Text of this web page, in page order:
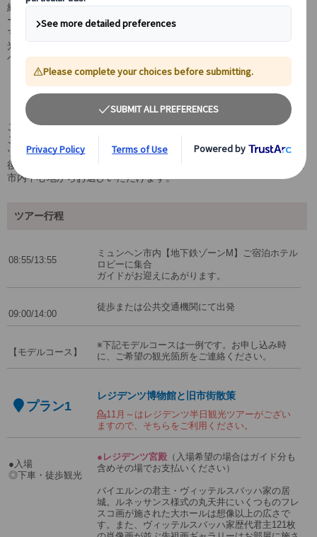
経験豊富な日本語ガイドをチャーターし、ご希望に合わせて観光ル
ートを柔軟にアレンジ可能。
マリエン広場、レジデンツ、ヴィクトゥアリエン市場などの定番観
光から、ショッピングやカフェ巡りまで、お客様のペースでミュン
ヘン観光をお楽しみいただけます。
ホテル発着で安心＆公共交通機関1日乗車券付
き
ご宿泊ホテルから出発するため、初めてのミュンヘンでも安心して
ご参加いただけます。
ツアーには公共交通機関の1日乗車券が含まれており、ツアー終了
後も引き続き市内観光にご利用いただけます。解散はホテルまたは
市内中心地からお選びいただけます。
ツアー行程
08:55/13:55
ミュンヘン市内【地下鉄ゾーンM】ご宿泊ホテル
ロビーに集合
ガイドがお迎えにあがります。
09:00/14:00
徒歩または公共交通機関にて出発
【モデルコース】
※下記モデルコースは一例です。お申し込み時
に、ご希望の観光箇所をご連絡ください。
プラン1
レジデンツ博物館と旧市街散策
💁11月～はレジデンツ半日観光ツアーがござい
ますので、そちらをご利用ください。
●入場
◎下車・徒歩観光
●レジデンツ宮殿 （入場希望の場合はガイド分も
含めその場でお支払いください）
バイエルンの君主・ヴィッテルスバッハ家の居
城。ルネッサンス様式の丸天井にいくつものフレ
スコ画が施された大ホールは想像以上の広さで
す。また、ヴィッテルスバッハ家歴代君主121枚